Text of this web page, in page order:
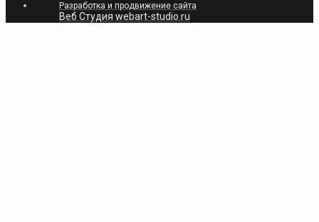
Разработка и продвижение сайта
Веб Студия webart-studio.ru